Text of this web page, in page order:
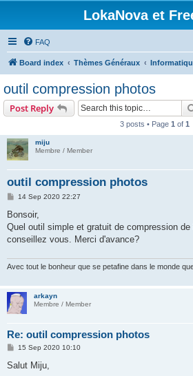
LokaNova et
FAQ
Board index Thèmes Généraux
outil compression photos
Post Reply
3 posts • Page 1 of 1
miju
Membre / Member
outil compression photos
P
s
14 Sep 2020 22:27
Bonsoir,
Quel outil simple et gratuit de compression
conseillez vous. Merci d'avance?
Avec tout le bonheur que se petafine dans le monde
arkayn
Membre / Member
Re: outil compression photos
P
s
15 Sep 2020 10:10
Salut Miju,